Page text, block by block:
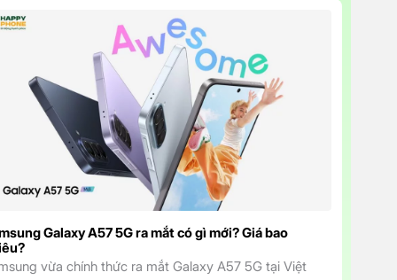
Galaxy A57 5G ra mắt có gì mới? Giá bao
vừa chính thức ra mắt Galaxy A57 5G tại Việt